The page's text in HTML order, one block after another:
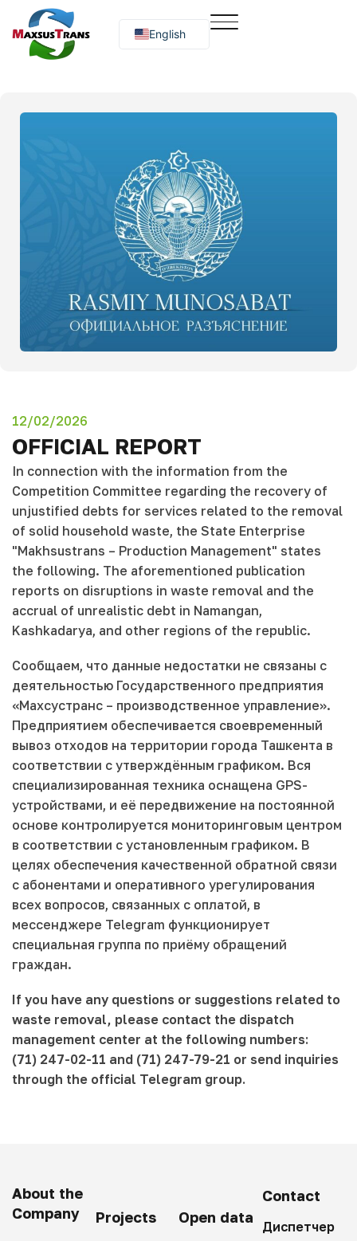
English
Русский
12/02/2026
OFFICIAL REPORT
In connection with the information from the
Competition Committee regarding the recovery of
unjustified debts for services related to the removal
of solid household waste, the State Enterprise
"Makhsustrans – Production Management" states
the following. The aforementioned publication
reports on disruptions in waste removal and the
accrual of unrealistic debt in Namangan,
Kashkadarya, and other regions of the republic.
Сообщаем, что данные недостатки не связаны с
деятельностью Государственного предприятия
«Mахсустранс – производственное управление».
Предприятием обеспечивается своевременный
вывоз отходов на территории города Ташкента в
соответствии с утверждённым графиком. Вся
специализированная техника оснащена GPS-
устройствами, и её передвижение на постоянной
основе контролируется мониторинговым центром
в соответствии с установленным графиком. В
целях обеспечения качественной обратной связи
с абонентами и оперативного урегулирования
всех вопросов, связанных с оплатой, в
мессенджере Telegram функционирует
специальная группа по приёму обращений
граждан.
If you have any questions or suggestions related to
waste removal, please contact the dispatch
management center at the following numbers:
(71) 247-02-11 and (71) 247-79-21 or send inquiries
through the official Telegram group.
About the
Company
Projects Open data
Contact
Диспетчер